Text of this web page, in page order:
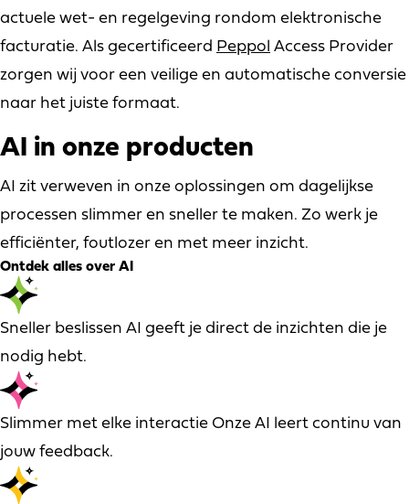
actuele wet- en regelgeving rondom elektronische
facturatie. Als gecertificeerd Peppol Access Provider
zorgen wij voor een veilige en automatische conversie
naar het juiste formaat.
AI in onze producten
AI zit verweven in onze oplossingen om dagelijkse
processen slimmer en sneller te maken. Zo werk je
efficiënter, foutlozer en met meer inzicht.
Ontdek alles over AI
Sneller beslissen AI geeft je direct de inzichten die je
nodig hebt.
Slimmer met elke interactie Onze AI leert continu van
jouw feedback.